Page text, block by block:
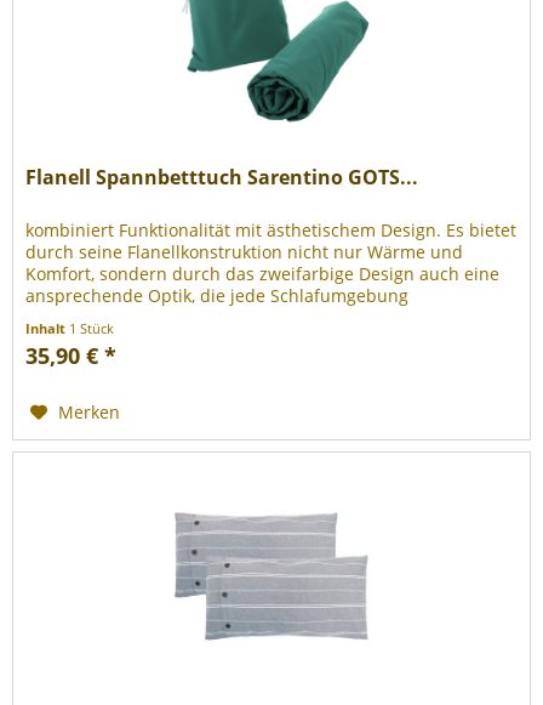
Flanell Spannbetttuch Sarentino GOTS...
kombiniert Funktionalität mit ästhetischem Design. Es bietet
durch seine Flanellkonstruktion nicht nur Wärme und
Komfort, sondern durch das zweifarbige Design auch eine
ansprechende Optik, die jede Schlafumgebung
Inhalt 1 Stück
35,90 € *
Merken